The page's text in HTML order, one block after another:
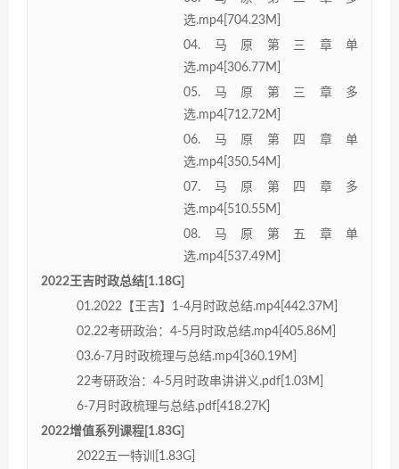
选.mp4[704.23M]
04.马原第三章单
选.mp4[306.77M]
05.马原第三章多
选.mp4[712.72M]
06.马原第四章单
选.mp4[350.54M]
07.马原第四章多
选.mp4[510.55M]
08.马原第五章单
选.mp4[537.49M]
2022王吉时政总结[1.18G]
01.2022【王吉】1-4月时政总结.mp4[442.37M]
02.22考研政治：4-5月时政总结.mp4[405.86M]
03.6-7月时政梳理与总结.mp4[360.19M]
22考研政治：4-5月时政串讲讲义.pdf[1.03M]
6-7月时政梳理与总结.pdf[418.27K]
2022增值系列课程[1.83G]
2022五一特训[1.83G]